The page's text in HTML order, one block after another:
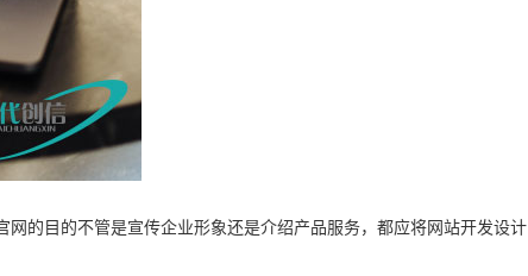
的目的不管是宣传企业形象还是介绍产品服务，都应将网站开发设计